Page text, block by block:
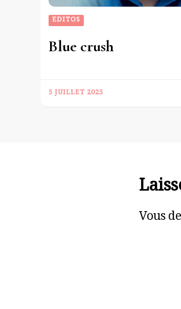
EDITOS
Blue crush
5 JUILLET 2025
Vous